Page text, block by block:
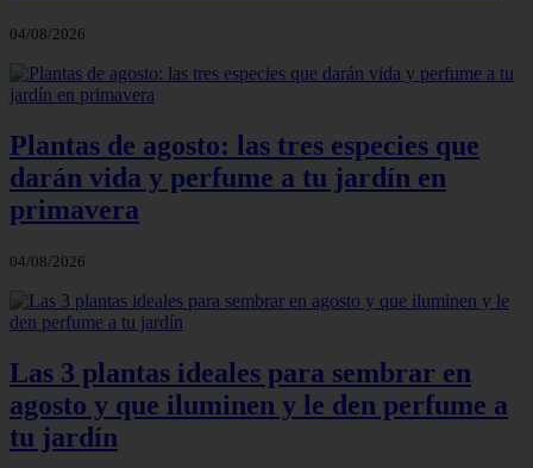
04/08/2026
Plantas de agosto: las tres especies que
darán vida y perfume a tu jardín en
primavera
04/08/2026
Las 3 plantas ideales para sembrar en
agosto y que iluminen y le den perfume a
tu jardín